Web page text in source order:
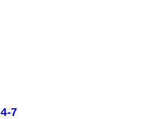
7